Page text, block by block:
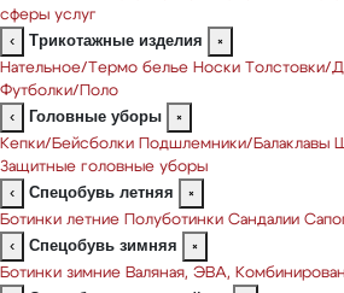
сферы услуг
‹
Трикотажные изделия
×
Нательное/Термо белье Носки
Футболки/Поло
‹
Головные уборы
×
Кепки/Бейсболки
Подшлемники/Балаклавы
Защитные головные уборы
‹
Спецобувь летняя
×
Ботинки летние
Полуботинки Сандалии
‹
Спецобувь зимняя
×
Ботинки зимние Валяная, ЭВА,